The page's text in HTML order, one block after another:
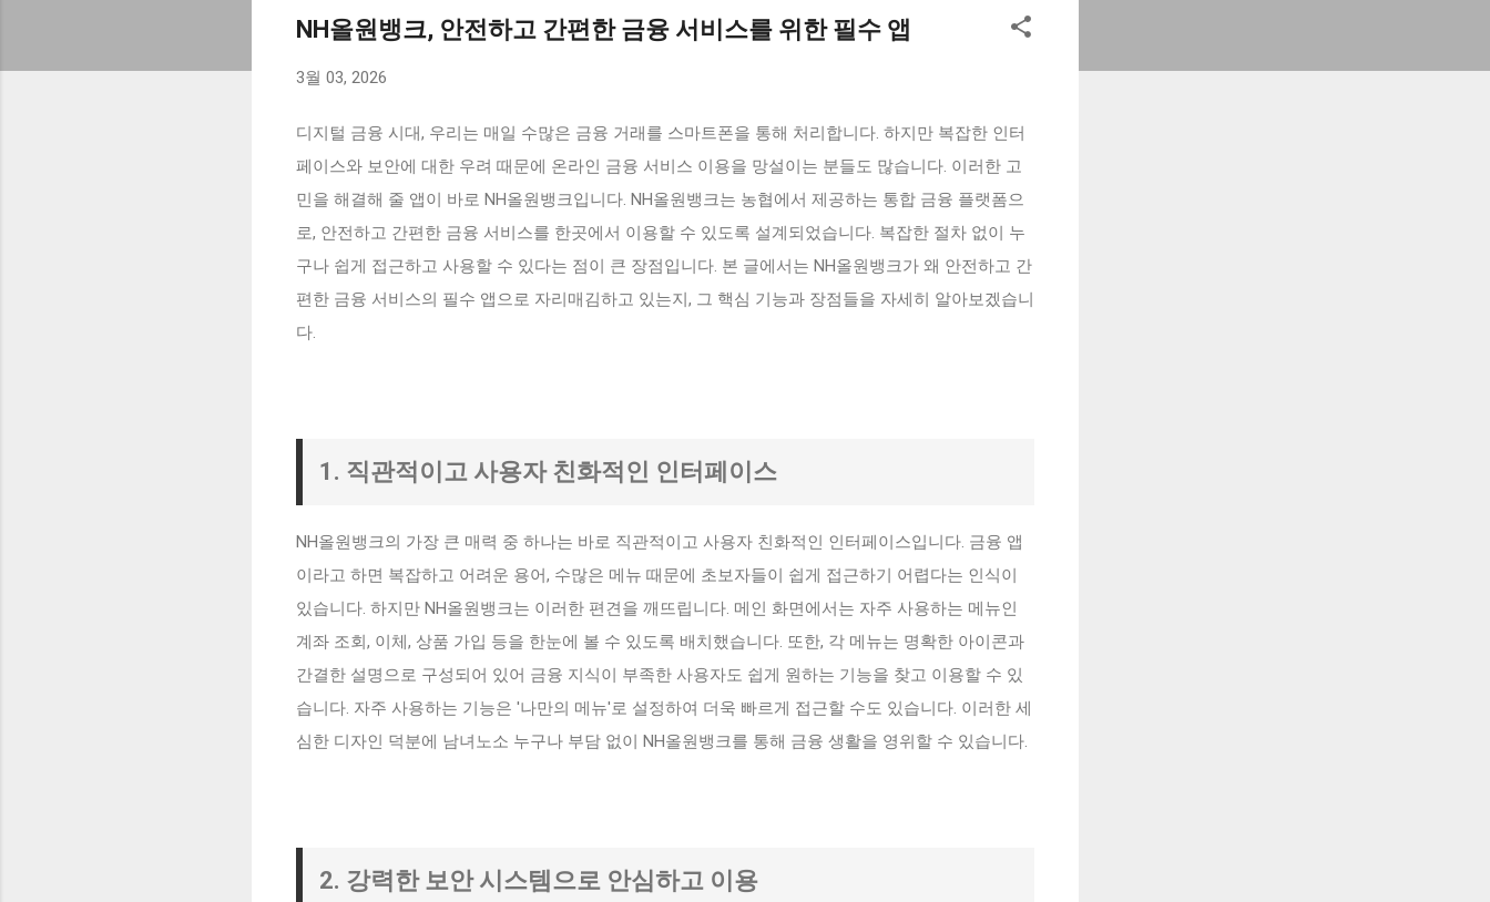
NH올원뱅크, 안전하고 간편한 금융 서비스를 위한 필수 앱
3월 03, 2026
디지털 금융 시대, 우리는 매일 수많은 금융 거래를 스마트폰을 통해 처리합니다. 하지만 복잡한 인터
페이스와 보안에 대한 우려 때문에 온라인 금융 서비스 이용을 망설이는 분들도 많습니다. 이러한 고
민을 해결해 줄 앱이 바로 NH올원뱅크입니다. NH올원뱅크는 농협에서 제공하는 통합 금융 플랫폼으
로, 안전하고 간편한 금융 서비스를 한곳에서 이용할 수 있도록 설계되었습니다. 복잡한 절차 없이 누
구나 쉽게 접근하고 사용할 수 있다는 점이 큰 장점입니다. 본 글에서는 NH올원뱅크가 왜 안전하고 간
편한 금융 서비스의 필수 앱으로 자리매김하고 있는지, 그 핵심 기능과 장점들을 자세히 알아보겠습니
다.
1. 직관적이고 사용자 친화적인 인터페이스
NH올원뱅크의 가장 큰 매력 중 하나는 바로 직관적이고 사용자 친화적인 인터페이스입니다. 금융 앱
이라고 하면 복잡하고 어려운 용어, 수많은 메뉴 때문에 초보자들이 쉽게 접근하기 어렵다는 인식이
있습니다. 하지만 NH올원뱅크는 이러한 편견을 깨뜨립니다. 메인 화면에서는 자주 사용하는 메뉴인
계좌 조회, 이체, 상품 가입 등을 한눈에 볼 수 있도록 배치했습니다. 또한, 각 메뉴는 명확한 아이콘과
간결한 설명으로 구성되어 있어 금융 지식이 부족한 사용자도 쉽게 원하는 기능을 찾고 이용할 수 있
습니다. 자주 사용하는 기능은 '나만의 메뉴'로 설정하여 더욱 빠르게 접근할 수도 있습니다. 이러한 세
심한 디자인 덕분에 남녀노소 누구나 부담 없이 NH올원뱅크를 통해 금융 생활을 영위할 수 있습니다.
2. 강력한 보안 시스템으로 안심하고 이용